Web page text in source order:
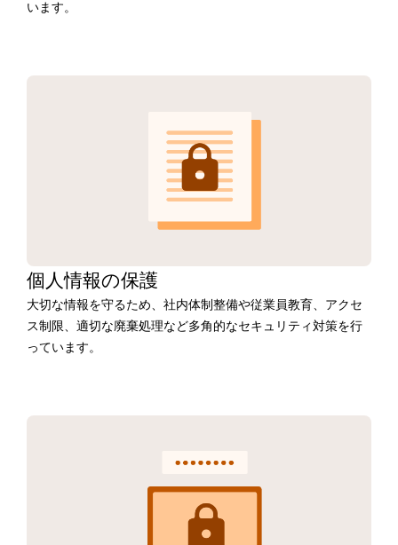
います。
個人情報の保護
大切な情報を守るため、社内体制整備や従業員教育、アクセ
ス制限、適切な廃棄処理など多角的なセキュリティ対策を行
っています。